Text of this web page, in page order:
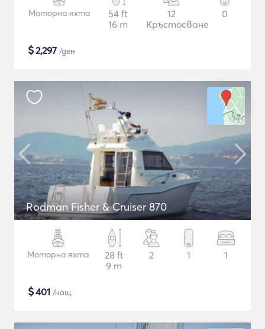
Моторна яхта
54 ft
16 m
12
Кръстосване
0
$2,297 /ден
Rodman Fisher & Cruiser 870
Моторна яхта
28 ft
9 m
2 1 1
$401 /нощ